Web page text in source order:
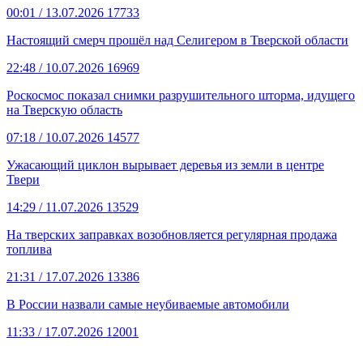
00:01 / 13.07.2026 17733
Настоящий смерч прошёл над Селигером в Тверской области
22:48 / 10.07.2026 16969
Роскосмос показал снимки разрушительного шторма, идущего
на Тверскую область
07:18 / 10.07.2026 14577
Ужасающий циклон вырывает деревья из земли в центре
Твери
14:29 / 11.07.2026 13529
На тверских заправках возобновляется регулярная продажа
топлива
21:31 / 17.07.2026 13386
В России назвали самые неубиваемые автомобили
11:33 / 17.07.2026 12001